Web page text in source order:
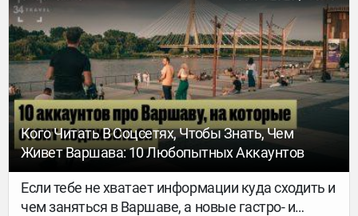
появляются и почему их так много в морях?
Кого Читать В Соцсетях, Чтобы Знать, Чем
Живет Варшава: 10 Любопытных Аккаунтов
Если тебе не хватает информации куда сходить и
чем заняться в Варшаве, а новые гастро- и